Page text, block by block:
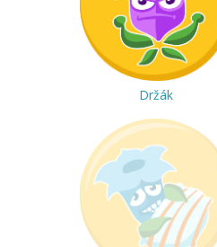
Držák